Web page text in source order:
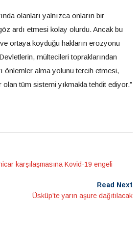
olanları yalnızca onların bir
ardı etmesi kolay olurdu. Ancak bu
ortaya koyduğu hakların erozyonu
mültecileri topraklarından
önlemler alma yolunu tercih etmesi,
tüm sistemi yıkmakla tehdit ediyor.”
karşılaşmasına Kovid-19 engeli
Read Next
Üsküp’te yarın aşure dağıtılacak